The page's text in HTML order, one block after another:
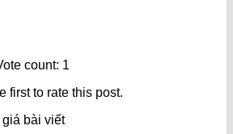
count: 1
first to rate this post.
bài viết